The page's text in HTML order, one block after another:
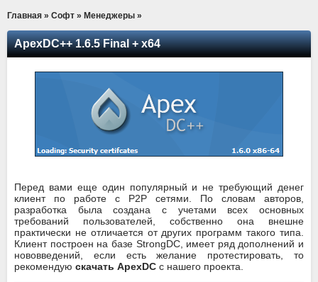
Главная » Софт » Менеджеры »
ApexDC++ 1.6.5 Final + x64
Перед вами еще один популярный и не требующий денег
клиент по работе с P2P сетями. По словам авторов,
разработка была создана с учетами всех основных
требований пользователей, собственно она внешне
практически не отличается от других программ такого типа.
Клиент построен на базе StrongDC, имеет ряд дополнений и
нововведений, если есть желание протестировать, то
рекомендую скачать ApexDC с нашего проекта.